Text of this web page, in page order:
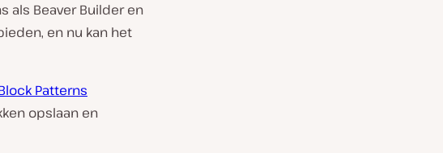
als Beaver Builder en
en nu kan het
Patterns
opslaan en